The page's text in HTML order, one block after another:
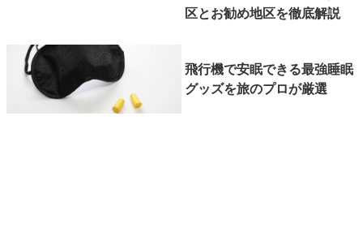
区とお勧め地区を徹底解説
飛行機で安眠できる最強睡眠
グッズを旅のプロが厳選